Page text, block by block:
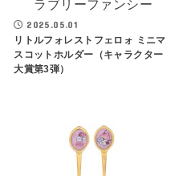
ラブリーファンシー
2025.05.01
リトルフォレストフェロォ ミニマ
スコットホルダー（キャラクター
大賞第3弾）